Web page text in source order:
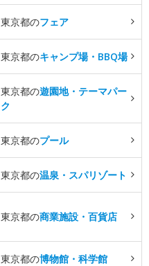
東京都のフェア
東京都のキャンプ場・BBQ場
東京都の遊園地・テーマパー
ク
東京都のプール
東京都の温泉・スパリゾート
東京都の商業施設・百貨店
東京都の博物館・科学館